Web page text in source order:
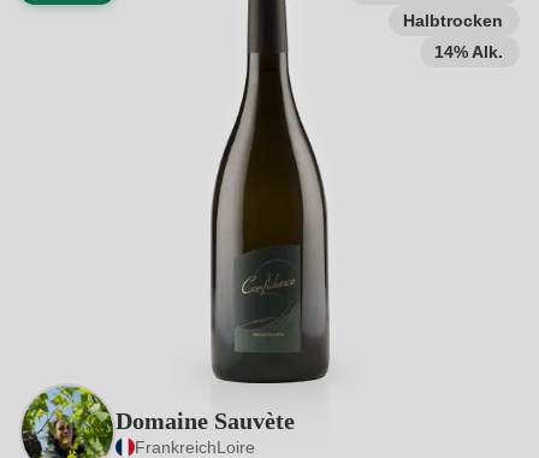
Halbtrocken
14% Alk.
Domaine Sauvète
FrankreichLoire